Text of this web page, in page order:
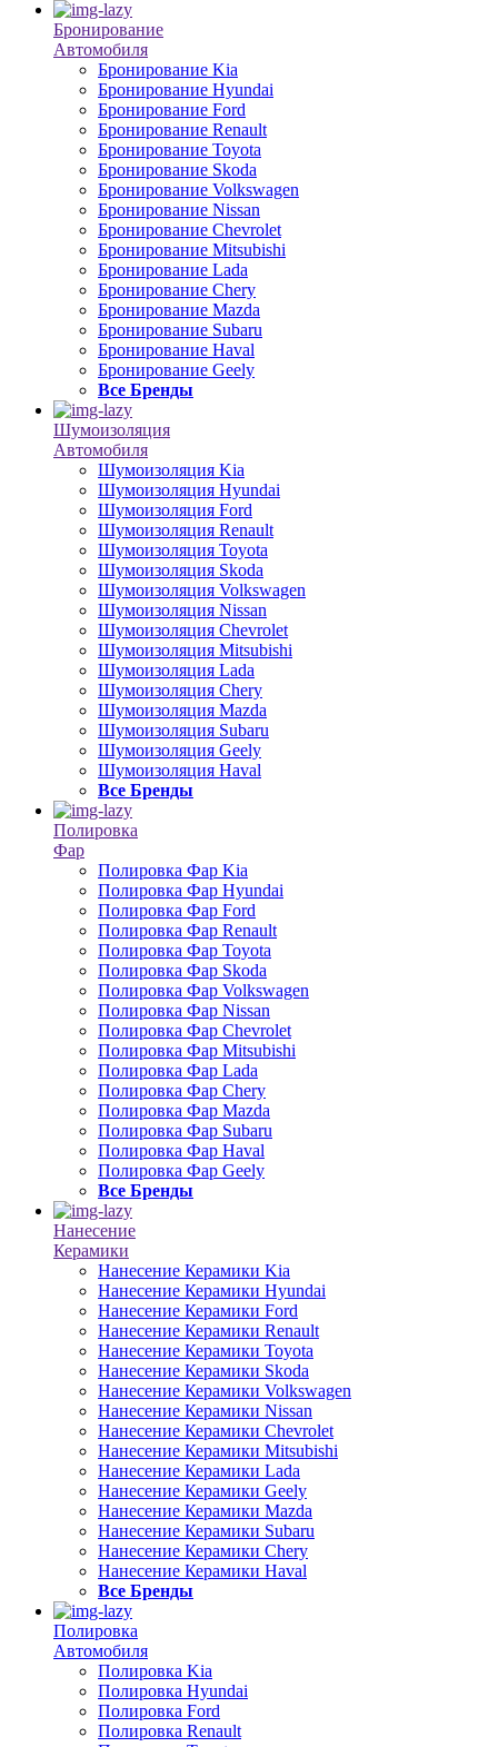
Бронирование
Автомобиля
Бронирование Kia
Бронирование Hyundai
Бронирование Ford
Бронирование Renault
Бронирование Toyota
Бронирование Skoda
Бронирование Volkswagen
Бронирование Nissan
Бронирование Chevrolet
Бронирование Mitsubishi
Бронирование Lada
Бронирование Chery
Бронирование Mazda
Бронирование Subaru
Бронирование Haval
Бронирование Geely
Все Бренды
Шумоизоляция
Автомобиля
Шумоизоляция Kia
Шумоизоляция Hyundai
Шумоизоляция Ford
Шумоизоляция Renault
Шумоизоляция Toyota
Шумоизоляция Skoda
Шумоизоляция Volkswagen
Шумоизоляция Nissan
Шумоизоляция Chevrolet
Шумоизоляция Mitsubishi
Шумоизоляция Lada
Шумоизоляция Chery
Шумоизоляция Mazda
Шумоизоляция Subaru
Шумоизоляция Geely
Шумоизоляция Haval
Все Бренды
Полировка
Фар
Полировка Фар Kia
Полировка Фар Hyundai
Полировка Фар Ford
Полировка Фар Renault
Полировка Фар Toyota
Полировка Фар Skoda
Полировка Фар Volkswagen
Полировка Фар Nissan
Полировка Фар Chevrolet
Полировка Фар Mitsubishi
Полировка Фар Lada
Полировка Фар Chery
Полировка Фар Mazda
Полировка Фар Subaru
Полировка Фар Haval
Полировка Фар Geely
Все Бренды
Нанесение
Керамики
Нанесение Керамики Kia
Нанесение Керамики Hyundai
Нанесение Керамики Ford
Нанесение Керамики Renault
Нанесение Керамики Toyota
Нанесение Керамики Skoda
Нанесение Керамики Volkswagen
Нанесение Керамики Nissan
Нанесение Керамики Chevrolet
Нанесение Керамики Mitsubishi
Нанесение Керамики Lada
Нанесение Керамики Geely
Нанесение Керамики Mazda
Нанесение Керамики Subaru
Нанесение Керамики Chery
Нанесение Керамики Haval
Все Бренды
Полировка
Автомобиля
Полировка Kia
Полировка Hyundai
Полировка Ford
Полировка Renault